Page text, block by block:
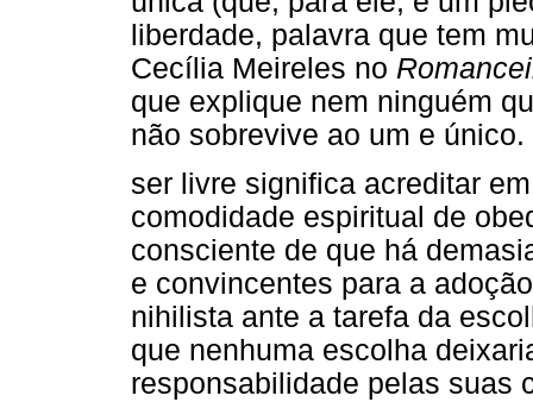
liberdade, palavra que tem
Cecília Meireles no
que explique nem ninguém
não sobrevive ao um e
ser livre significa acreditar
comodidade espiritual de
consciente de que há
e convincentes para a
nihilista ante a tarefa da
que nenhuma escolha
responsabilidade pelas suas